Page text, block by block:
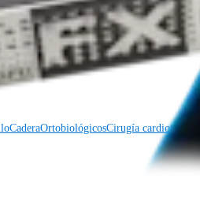
CaderaOrtobiológicosCirugía cardiotorácica